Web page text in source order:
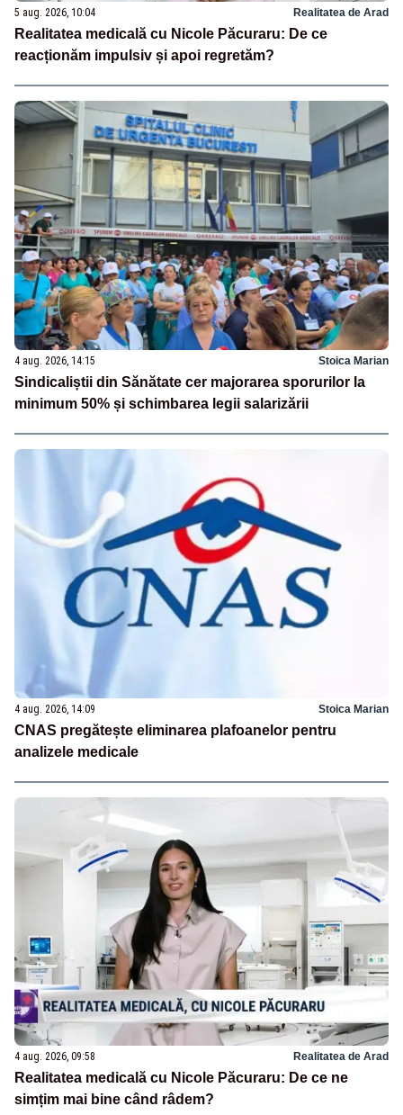
5 aug. 2026, 10:04 Realitatea de Arad
Realitatea medicală cu Nicole Păcuraru: De ce
reacționăm impulsiv și apoi regretăm?
4 aug. 2026, 14:15 Stoica Marian
Sindicaliștii din Sănătate cer majorarea sporurilor la
minimum 50% și schimbarea legii salarizării
4 aug. 2026, 14:09 Stoica Marian
CNAS pregătește eliminarea plafoanelor pentru
analizele medicale
4 aug. 2026, 09:58 Realitatea de Arad
Realitatea medicală cu Nicole Păcuraru: De ce ne
simțim mai bine când râdem?